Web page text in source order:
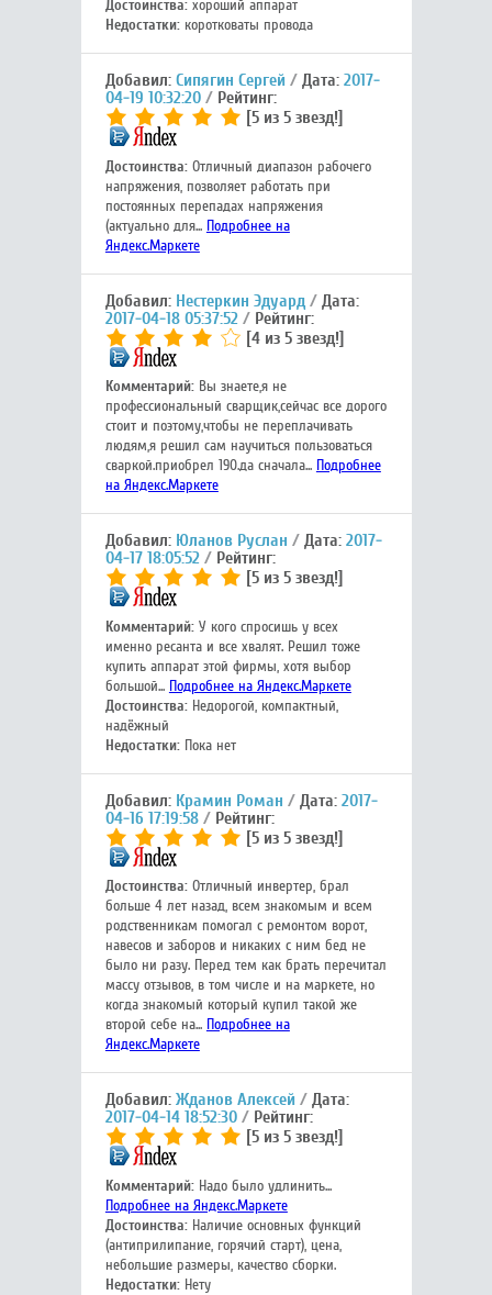
Достоинства:хороший аппарат
Недостатки:коротковаты провода
Добавил: Сипягин Сергей Дата: 2017-
04-19 10:32:20
Рейтинг:
[5 из 5 звезд!]
Достоинства:Отличный диапазон рабочего
напряжения, позволяет работать при
постоянных перепадах напряжения
(актуально для... Подробнее на
Яндекс.Маркете
Добавил: Нестеркин Эдуард Дата:
2017-04-18 05:37:52
Рейтинг:
[4 из 5 звезд!]
Комментарий:Вы знаете,я не
профессиональный сварщик,сейчас все дорого
стоит и поэтому,чтобы не переплачивать
людям,я решил сам научиться пользоваться
сваркой.приобрел 190.да сначала... Подробнее
на Яндекс.Маркете
Добавил: Юланов Руслан Дата: 2017-
04-17 18:05:52
Рейтинг:
[5 из 5 звезд!]
Комментарий:У кого спросишь у всех
именно ресанта и все хвалят. Решил тоже
купить аппарат этой фирмы, хотя выбор
большой... Подробнее на Яндекс.Маркете
Достоинства:Недорогой, компактный,
надёжный
Недостатки:Пока нет
Добавил: Крамин Роман Дата: 2017-
04-16 17:19:58
Рейтинг:
[5 из 5 звезд!]
Достоинства:Отличный инвертер, брал
больше 4 лет назад, всем знакомым и всем
родственникам помогал с ремонтом ворот,
навесов и заборов и никаких с ним бед не
было ни разу. Перед тем как брать перечитал
массу отзывов, в том числе и на маркете, но
когда знакомый который купил такой же
второй себе на... Подробнее на
Яндекс.Маркете
Добавил: Жданов Алексей Дата:
2017-04-14 18:52:30
Рейтинг:
[5 из 5 звезд!]
Комментарий:Надо было удлинить...
Подробнее на Яндекс.Маркете
Достоинства:Наличие основных функций
(антиприлипание, горячий старт), цена,
небольшие размеры, качество сборки.
Недостатки:Нету